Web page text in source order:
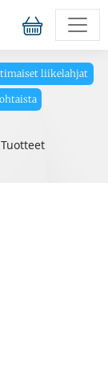
liikelahjat
Tuotteet